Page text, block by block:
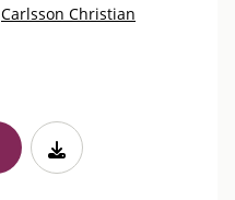
Carlsson Christian